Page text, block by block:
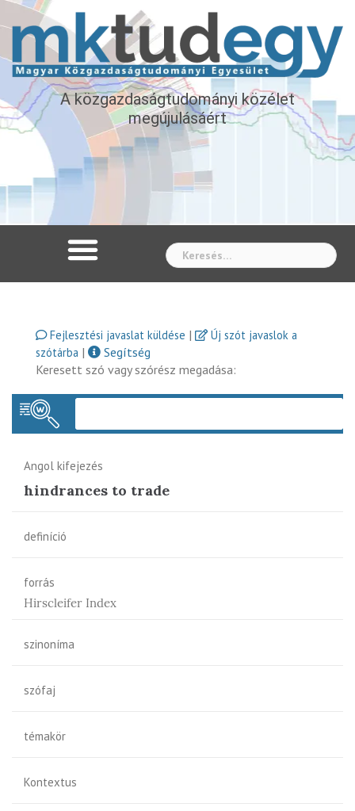
A közgazdaságtudományi közélet
megújulásáért
Fejlesztési javaslat küldése |
Új szót javaslok a
szótárba |
Segítség
Keresett szó vagy szórész megadása:
Angol kifejezés
hindrances to trade
definíció
forrás
Hirscleifer Index
szinoníma
szófaj
témakör
Kontextus